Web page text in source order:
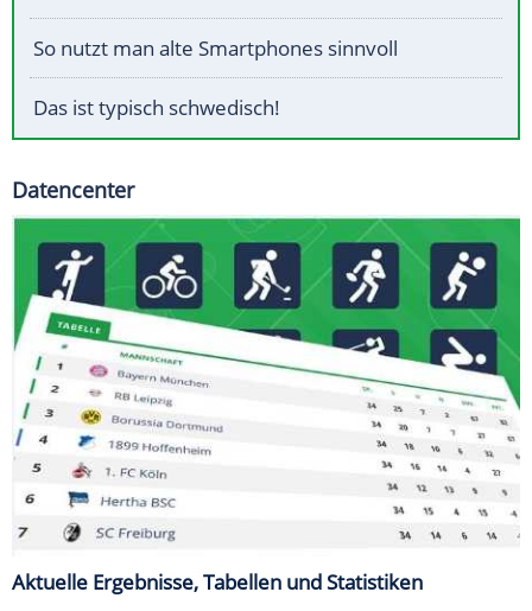
So nutzt man alte Smartphones sinnvoll
Das ist typisch schwedisch!
Datencenter
Aktuelle Ergebnisse, Tabellen und Statistiken